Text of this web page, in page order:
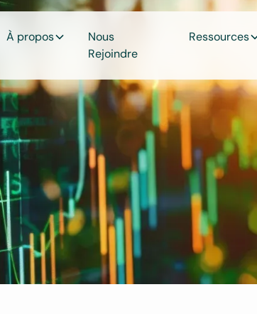
À propos
Nous
Rejoindre
Ressources